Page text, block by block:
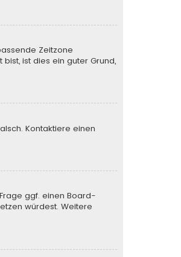
Zeitzone
ist dies ein guter Grund,
Kontaktiere einen
ggf. einen Board-
würdest. Weitere